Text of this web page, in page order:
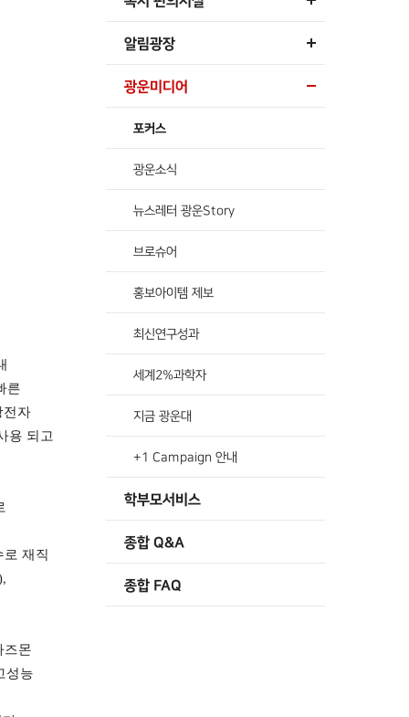
른
전자
용 되고
로 재직
즈몬
성능
알림광장
광운미디어
포커스
광운소식
뉴스레터 광운Story
브로슈어
홍보아이템 제보
최신연구성과
세계2%과학자
지금 광운대
+1 Campaign 안내
학부모서비스
종합 Q&A
종합 FAQ